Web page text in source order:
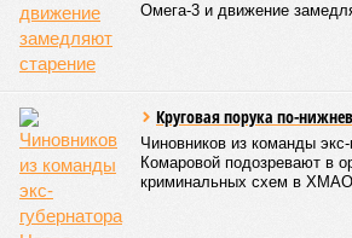
Омега-3 и движение
Круговая порука по-
Чиновников из команды
Комаровой подозревают в
криминальных схем в ХМАО